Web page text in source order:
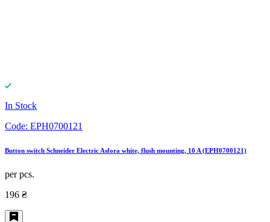
In Stock
Code: EPH0700121
Button switch Schneider Electric Asfora white, flush mounting, 10 A (EPH0700121)
per pcs.
196 ₴